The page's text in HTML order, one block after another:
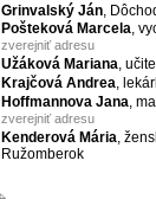
Grinvalský Ján ,
Pošteková Marcela,
zverejniť adresu
Užáková Mariana,
Krajčová Andrea,
Hoffmannova Jana ,
zverejniť adresu
Kenderová Mária ,
Ružomberok